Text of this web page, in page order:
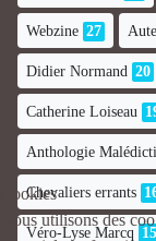
Webzine 27
Didier Normand 20
Catherine Loiseau
Anthologie
Chevaliers errants
Véro-Lyse Marcq 15
Cookies
Nous utilisons des